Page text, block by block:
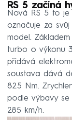
RS 5 začíná
Nová RS 5 to je
označuje za
model.
turbo o výkonu
přidává
soustava dává
825 Nm.
podle výbavy se
285 km/h.